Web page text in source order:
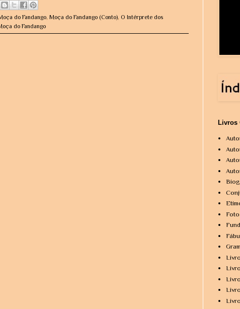
do Fandango, Moça do Fandango (Conto), O Intérprete dos
do Fandango
Livros